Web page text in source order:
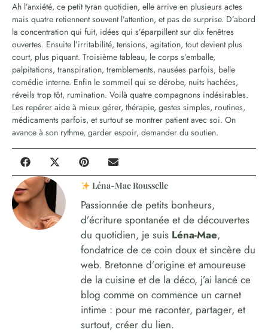
Ah l’anxiété, ce petit tyran quotidien, elle arrive en plusieurs actes
mais quatre retiennent souvent l’attention, et pas de surprise. D’abord
la concentration qui fuit, idées qui s’éparpillent sur dix fenêtres
ouvertes. Ensuite l’irritabilité, tensions, agitation, tout devient plus
court, plus piquant. Troisième tableau, le corps s’emballe,
palpitations, transpiration, tremblements, nausées parfois, belle
comédie interne. Enfin le sommeil qui se dérobe, nuits hachées,
réveils trop tôt, rumination. Voilà quatre compagnons indésirables.
Les repérer aide à mieux gérer, thérapie, gestes simples, routines,
médicaments parfois, et surtout se montrer patient avec soi. On
avance à son rythme, garder espoir, demander du soutien.
Léna-Mae Rousselle
Passionnée de petits bonheurs,
d’écriture spontanée et de découvertes
du quotidien, je suis Léna-Mae,
fondatrice de ce coin doux et sincère du
web. Bretonne d’origine et amoureuse
de la cuisine et de la déco, j’ai lancé ce
blog comme on commence un carnet
intime : pour me raconter, partager, et
surtout, créer du lien.